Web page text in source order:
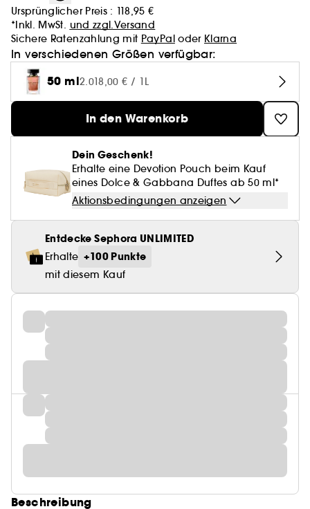
Ursprünglicher Preis : 118,95 €
*Inkl. MwSt. und zzgl.Versand
Sichere Ratenzahlung mit PayPaloder Klarna
In verschiedenen Größen verfügbar:
50 ml2.018,00 € / 1L
In den Warenkorb
Dein Geschenk!
Erhalte eine Devotion Pouch beim Kauf
eines Dolce & Gabbana Duftes ab 50 ml*
Aktionsbedingungen anzeigen
Entdecke Sephora UNLIMITED
Erhalte +100 Punkte
mit diesem Kauf
Beschreibung